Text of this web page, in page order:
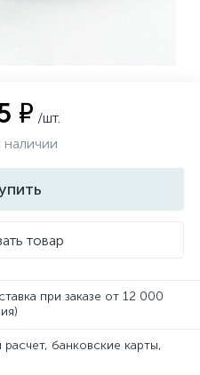
₽ /шт.
наличии
товар
при заказе от 12 000
банковские карты,